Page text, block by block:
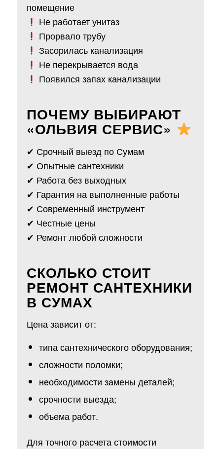
помещение
Не работает унитаз
Прорвало трубу
Засорилась канализация
Не перекрывается вода
Появился запах канализации
ПОЧЕМУ ВЫБИРАЮТ
«ОЛЬВИЯ СЕРВИС»
✔ Срочный выезд по Сумам
✔ Опытные сантехники
✔ Работа без выходных
✔ Гарантия на выполненные работы
✔ Современный инструмент
✔ Честные цены
✔ Ремонт любой сложности
СКОЛЬКО СТОИТ
РЕМОНТ САНТЕХНИКИ
В СУМАХ
Цена зависит от:
типа сантехнического оборудования;
сложности поломки;
необходимости замены деталей;
срочности выезда;
объема работ.
Для точного расчета стоимости